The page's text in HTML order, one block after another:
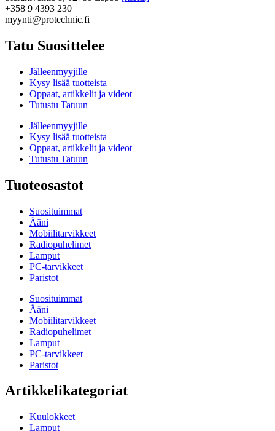
+358 9 4393 230
myynti@protechnic.fi
Tatu Suosittelee
Jälleenmyyjille
Kysy lisää tuotteista
Oppaat, artikkelit ja videot
Tutustu Tatuun
Jälleenmyyjille
Kysy lisää tuotteista
Oppaat, artikkelit ja videot
Tutustu Tatuun
Tuoteosastot
Suosituimmat
Ääni
Mobiilitarvikkeet
Radiopuhelimet
Lamput
PC-tarvikkeet
Paristot
Suosituimmat
Ääni
Mobiilitarvikkeet
Radiopuhelimet
Lamput
PC-tarvikkeet
Paristot
Artikkelikategoriat
Kuulokkeet
Lamput